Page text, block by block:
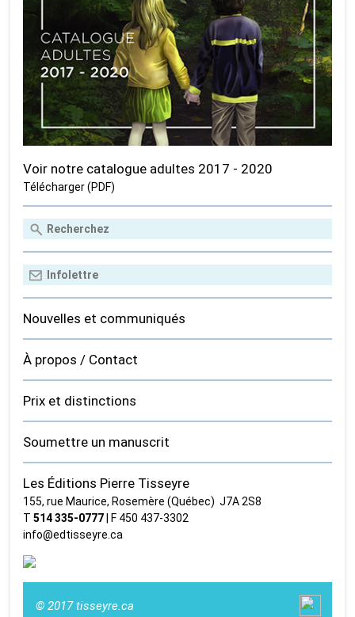
Voir notre catalogue adultes 2017 - 2020
Télécharger (PDF)
Nouvelles et communiqués
À propos / Contact
Prix et distinctions
Soumettre un manuscrit
Les Éditions Pierre Tisseyre
155, rue Maurice, Rosemère (Québec) J7A 2S8
T514 335‑0777 | F 450 437‑3302
info@edtisseyre.ca
© 2017 tisseyre.ca